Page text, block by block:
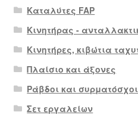
Καταλύτες FAP
Κινητήρας -
Κινητήρες, κιβώτια
Πλαίσιο και άξονες
Ράβδοι και
Σετ εργαλείων